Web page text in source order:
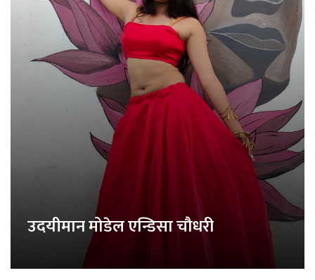
उदयीमान मोडेल एन्डिसा चौधरी